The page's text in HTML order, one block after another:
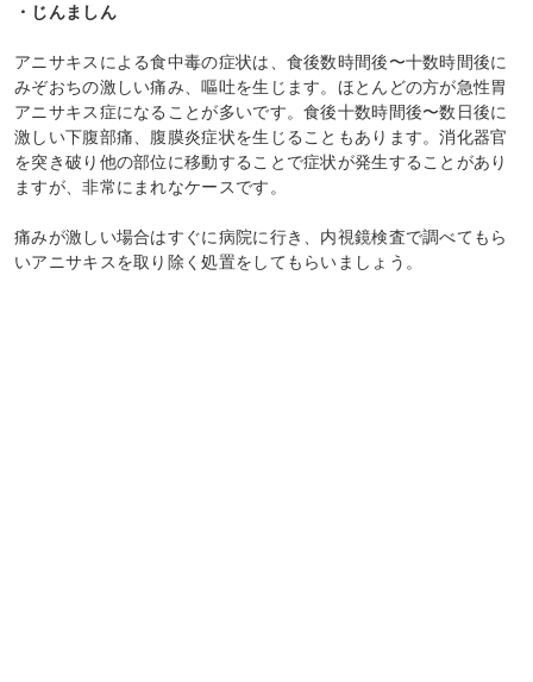
・じんましん
アニサキスによる食中毒の症状は、食後数時間後〜十数時間後に
みぞおちの激しい痛み、嘔吐を生じます。ほとんどの方が急性胃
アニサキス症になることが多いです。食後十数時間後〜数日後に
激しい下腹部痛、腹膜炎症状を生じることもあります。消化器官
を突き破り他の部位に移動することで症状が発生することがあり
ますが、非常にまれなケースです。
痛みが激しい場合はすぐに病院に行き、内視鏡検査で調べてもら
いアニサキスを取り除く処置をしてもらいましょう。